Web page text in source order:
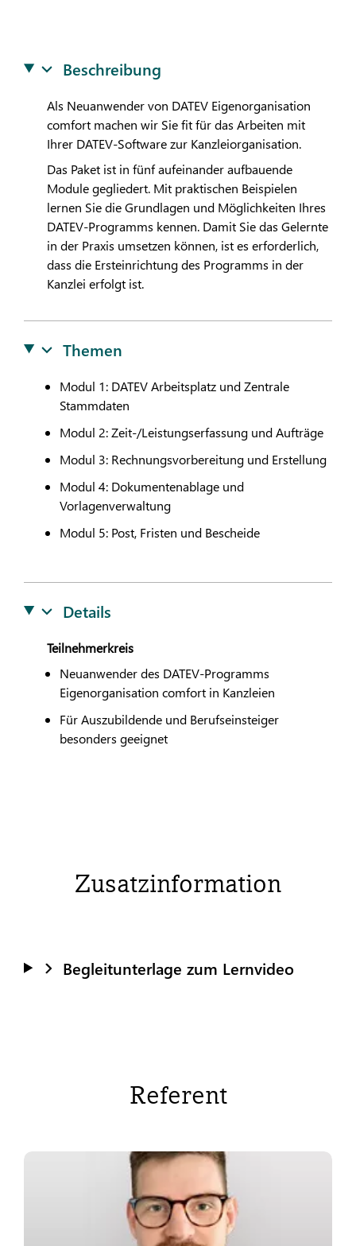
Beschreibung
Als Neuanwender von DATEVEigenorganisation
comfort machen wir Sie fit für das Arbeiten mit
Ihrer DATEV-Software zur Kanzleiorganisation.
Das Paket ist in fünf aufeinander aufbauende
Module gegliedert. Mit praktischen Beispielen
lernen Sie die Grundlagen und Möglichkeiten Ihres
DATEV-Programms kennen. Damit Sie das Gelernte
in der Praxis umsetzen können, ist es erforderlich,
dass die Ersteinrichtung des Programms in der
Kanzlei erfolgt ist.
Themen
Modul 1: DATEVArbeitsplatz und Zentrale
Stammdaten
Modul 2: Zeit-/Leistungserfassung und Aufträge
Modul 3: Rechnungsvorbereitung und Erstellung
Modul 4: Dokumentenablage und
Vorlagenverwaltung
Modul 5: Post, Fristen und Bescheide
Details
Teilnehmerkreis
Neuanwender des DATEV-Programms
Eigenorganisation comfort in Kanzleien
Für Auszubildende und Berufseinsteiger
besonders geeignet
Zusatzinformation
Begleitunterlage zum Lernvideo
Referent